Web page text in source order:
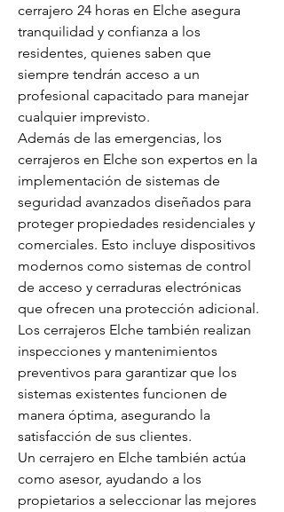
cerrajero 24 horas en Elche asegura
tranquilidad y confianza a los
residentes, quienes saben que
siempre tendrán acceso a un
profesional capacitado para manejar
cualquier imprevisto.
Además de las emergencias, los
cerrajeros en Elche son expertos en la
implementación de sistemas de
seguridad avanzados diseñados para
proteger propiedades residenciales y
comerciales. Esto incluye dispositivos
modernos como sistemas de control
de acceso y cerraduras electrónicas
que ofrecen una protección adicional.
Los cerrajeros Elche también realizan
inspecciones y mantenimientos
preventivos para garantizar que los
sistemas existentes funcionen de
manera óptima, asegurando la
satisfacción de sus clientes.
Un cerrajero en Elche también actúa
como asesor, ayudando a los
propietarios a seleccionar las mejores